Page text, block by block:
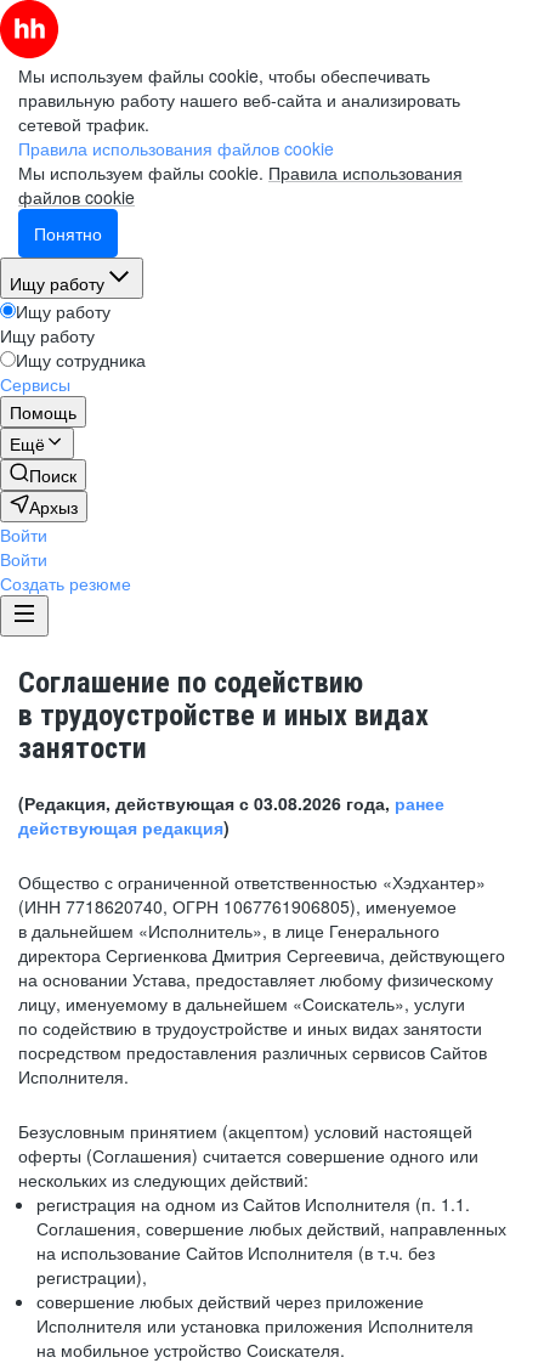
Мы используем файлы cookie, чтобы обеспечивать
правильную работу нашего веб-сайта и анализировать
сетевой трафик.
Правила использования файлов cookie
Мы используем файлы cookie. Правила использования
файлов cookie
Понятно
Ищу работу
Ищу работу
Ищу работу
Ищу сотрудника
Сервисы
Помощь
Ещё
Поиск
Архыз
Войти
Войти
Создать резюме
Соглашение по содействию
в трудоустройстве и иных видах
занятости
(Редакция, действующая с 03.08.2026 года, ранее
действующая редакция)
Общество с ограниченной ответственностью «Хэдхантер»
(ИНН 7718620740, ОГРН 1067761906805), именуемое
в дальнейшем «Исполнитель», в лице Генерального
директора Сергиенкова Дмитрия Сергеевича, действующего
на основании Устава, предоставляет любому физическому
лицу, именуемому в дальнейшем «Соискатель», услуги
по содействию в трудоустройстве и иных видах занятости
посредством предоставления различных сервисов Сайтов
Исполнителя.
Безусловным принятием (акцептом) условий настоящей
оферты (Соглашения) считается совершение одного или
нескольких из следующих действий:
регистрация на одном из Сайтов Исполнителя (п. 1.1.
Соглашения, совершение любых действий, направленных
на использование Сайтов Исполнителя (в т.ч. без
регистрации),
совершение любых действий через приложение
Исполнителя или установка приложения Исполнителя
на мобильное устройство Соискателя.